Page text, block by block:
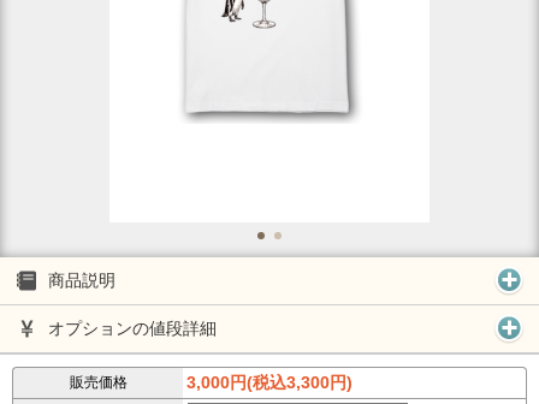
商品説明
オプションの値段詳細
販売価格 3,000円(税込3,300円)